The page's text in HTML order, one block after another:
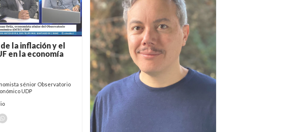
la inflación y el
en la economía
sénior Observatorio
UDP